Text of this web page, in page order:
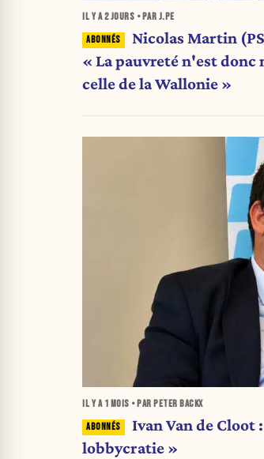
IL Y A2 JOURS • PAR J.PE
Nicolas Martin
« La pauvreté n'est
celle de la Wallonie »
IL Y A 1 MOIS • PAR PETER BACKX
Ivan Van de Cloot
lobbycratie »